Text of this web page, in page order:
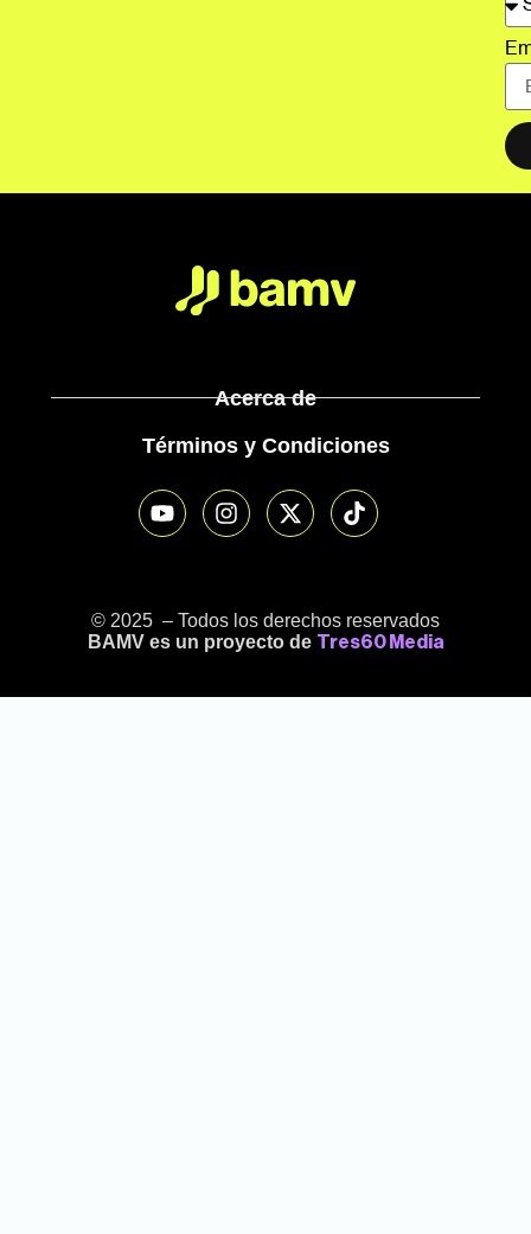
Acerca de
Términos y Condiciones
© 2025 – Todos los derechos reservados
BAMV es un proyecto de Tres60 Media